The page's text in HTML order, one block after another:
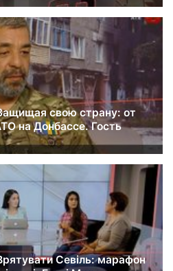
свою страну: от
на Донбассе. Гость
Севіль: марафон